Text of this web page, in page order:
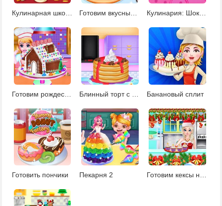
Кулинарная школа бегемота Кулинария: Шоколадные валентинки
Готовим рождественский пряничный домик Банановый сплит
Готовить пончики Пекарня 2 Готовим кексы на Рождество